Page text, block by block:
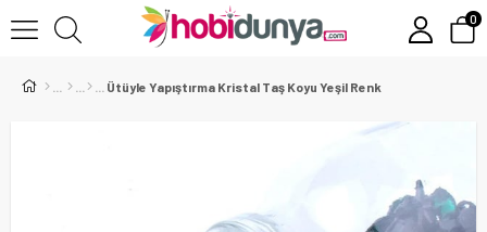
0
Ütüyle Yapıştırma Kristal Taş Koyu Yeşil Renk